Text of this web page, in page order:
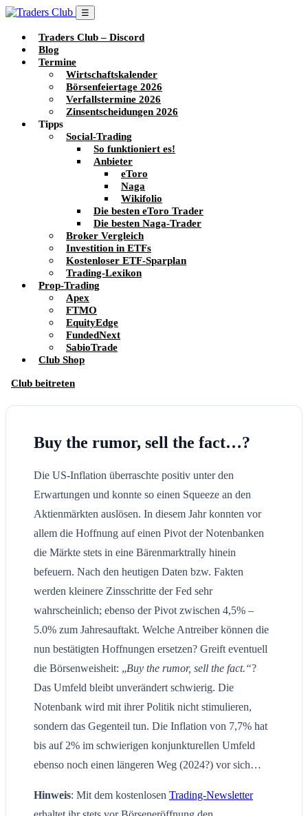
☰
Traders Club – Discord
Blog
Termine
Wirtschaftskalender
Börsenfeiertage 2026
Verfallstermine 2026
Zinsentscheidungen 2026
Tipps
Social-Trading
So funktioniert es!
Anbieter
eToro
Naga
Wikifolio
Die besten eToro Trader
Die besten Naga-Trader
Broker Vergleich
Investition in ETFs
Kostenloser ETF-Sparplan
Trading-Lexikon
Prop-Trading
Apex
FTMO
EquityEdge
FundedNext
SabioTrade
Club Shop
Club beitreten
Buy the rumor, sell the fact…?
Die US-Inflation überraschte positiv unter den
Erwartungen und konnte so einen Squeeze an den
Aktienmärkten auslösen. In diesem Jahr konnten vor
allem die Hoffnung auf einen Pivot der Notenbanken
die Märkte stets in eine Bärenmarktrally hinein
befeuern. Nach den heutigen Daten bzw. Fakten
werden kleinere Zinsschritte der Fed sehr
wahrscheinlich; ebenso der Pivot zwischen 4,5% –
5.0% zum Jahresauftakt. Welche Antreiber können die
nun bestätigten Hoffnungen ersetzen? Greift eventuell
die Börsenweisheit: „Buy the rumor, sell the fact.“?
Das Umfeld bleibt unverändert schwierig. Die
Notenbank wird mit ihrer Politik nicht stimulieren,
sondern das Gegenteil tun. Die Inflation von 7,7% hat
bis auf 2% im schwierigen konjunkturellen Umfeld
ebenso noch einen längeren Weg (2024?) vor sich…
Hinweis: Mit dem kostenlosen Trading-Newsletter